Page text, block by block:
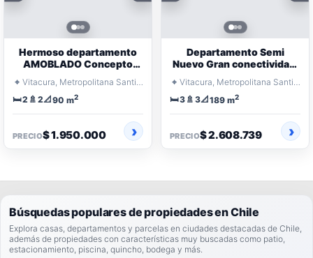
Hermoso departamento
AMOBLADO Concepto
⌖ Vitacura, Metropolitana Santiago
🛏️2 🚿 2📐90 m2
PRECIO$ 1.950.000
Departamento Semi
Nuevo Gran conectividad:
⌖ Vitacura, Metropolitana Santiago
🛏️3 🚿 3📐189 m2
PRECIO$ 2.608.739
Búsquedas populares de propiedades en Chile
Explora casas, departamentos y parcelas en ciudades destacadas de Chile,
además de propiedades con características muy buscadas como patio,
estacionamiento, piscina, quincho, bodega y más.